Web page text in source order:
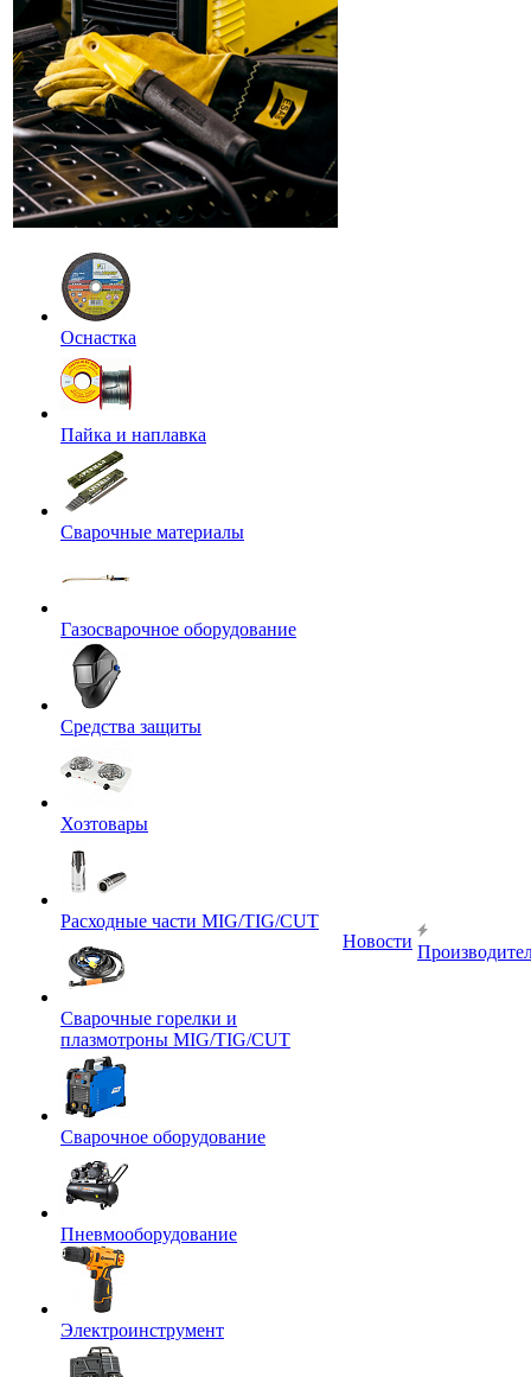
Оснастка
Пайка и наплавка
Сварочные материалы
Газосварочное оборудование
Средства защиты
Хозтовары
Расходные части MIG/TIG/CUT
Сварочные горелки и
плазмотроны MIG/TIG/CUT
Сварочное оборудование
Пневмооборудование
Электроинструмент
Новости